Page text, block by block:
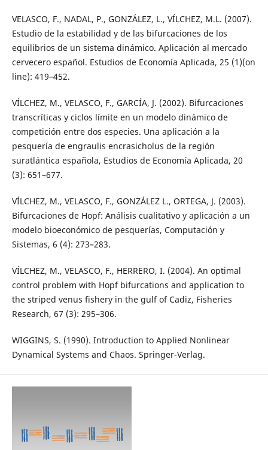
VELASCO, F., NADAL, P., GONZÁLEZ, L., VÍLCHEZ, M.L. (2007).
Estudio de la estabilidad y de las bifurcaciones de los
equilibrios de un sistema dinámico. Aplicación al mercado
cervecero español. Estudios de Economía Aplicada, 25 (1)(on
line): 419–452.
VÍLCHEZ, M., VELASCO, F., GARCÍA, J. (2002). Bifurcaciones
transcríticas y ciclos límite en un modelo dinámico de
competición entre dos especies. Una aplicación a la
pesquería de engraulis encrasicholus de la región
suratlántica española, Estudios de Economía Aplicada, 20
(3): 651–677.
VÍLCHEZ, M., VELASCO, F., GONZÁLEZ L., ORTEGA, J. (2003).
Bifurcaciones de Hopf: Análisis cualitativo y aplicación a un
modelo bioeconómico de pesquerías, Computación y
Sistemas, 6 (4): 273–283.
VÍLCHEZ, M., VELASCO, F., HERRERO, I. (2004). An optimal
control problem with Hopf bifurcations and application to
the striped venus fishery in the gulf of Cadiz, Fisheries
Research, 67 (3): 295–306.
WIGGINS, S. (1990). Introduction to Applied Nonlinear
Dynamical Systems and Chaos. Springer-Verlag.